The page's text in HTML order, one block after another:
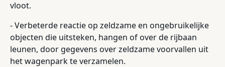
vloot.
- Verbeterde reactie op zeldzame en ongebruikelijke
objecten die uitsteken, hangen of over de rijbaan
leunen, door gegevens over zeldzame voorvallen uit
het wagenpark te verzamelen.